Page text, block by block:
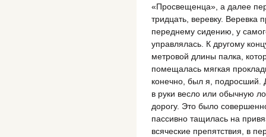
«Просвещенца», а далее
тридцать, веревку. Веревка
переднему сидению, у
управлялась. К другому
метровой длины палка,
помещалась мягкая
конечно, был я, подросший.
в руки весло или обычную
дорогу. Это было
пассивно тащилась на
всяческие препятствия, в